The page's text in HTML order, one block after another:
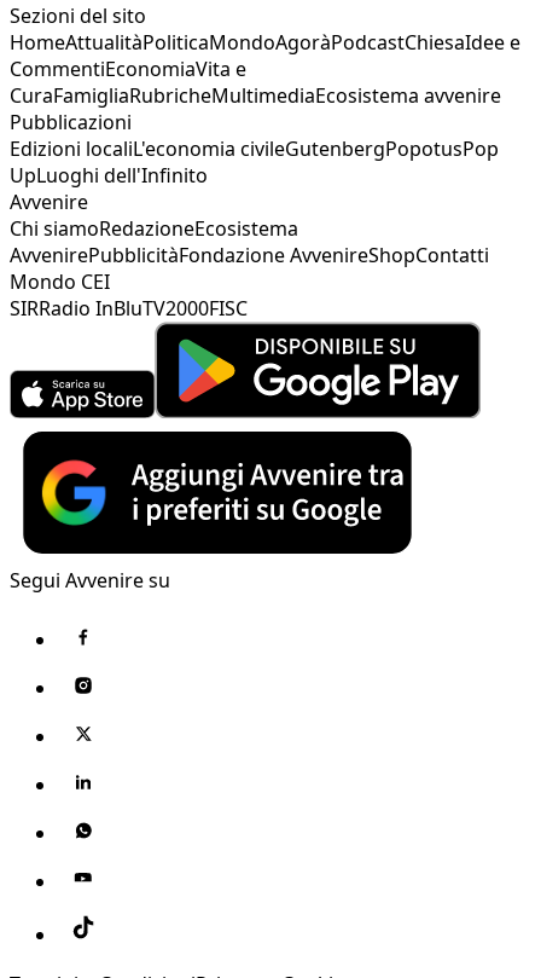
Sezioni del sito
HomeAttualitàPoliticaMondoAgoràPodcastChiesaIdee e
CommentiEconomiaVita e
CuraFamigliaRubricheMultimediaEcosistema avvenire
Pubblicazioni
Edizioni localiL'economia civileGutenbergPopotusPop
UpLuoghi dell'Infinito
Avvenire
Chi siamoRedazioneEcosistema
AvvenirePubblicitàFondazione AvvenireShopContatti
Mondo CEI
SIRRadio InBluTV2000FISC
Segui Avvenire su